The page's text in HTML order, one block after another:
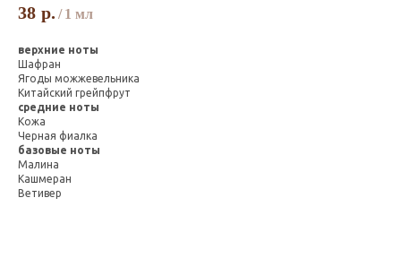
38 р. / 1 мл
верхние ноты
Шафран
Ягоды можжевельника
Китайский грейпфрут
средние ноты
Кожа
Черная фиалка
базовые ноты
Малина
Кашмеран
Ветивер